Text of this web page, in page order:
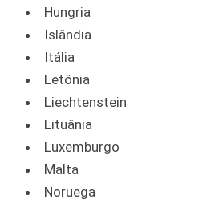
Hungria
Islândia
Itália
Letônia
Liechtenstein
Lituânia
Luxemburgo
Malta
Noruega